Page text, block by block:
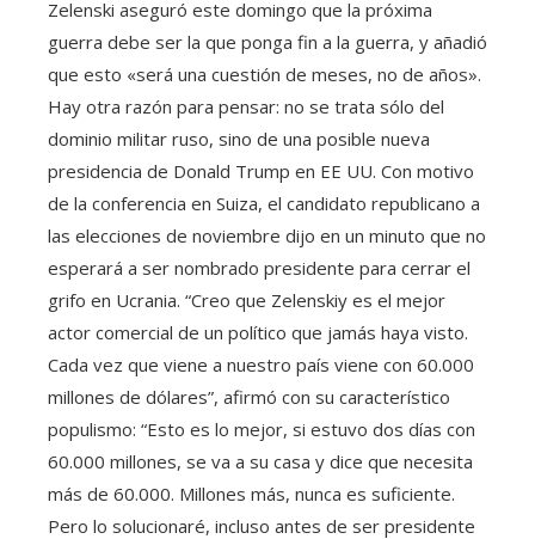
Zelenski aseguró este domingo que la próxima
guerra debe ser la que ponga fin a la guerra, y añadió
que esto «será una cuestión de meses, no de años».
Hay otra razón para pensar: no se trata sólo del
dominio militar ruso, sino de una posible nueva
presidencia de Donald Trump en EE UU. Con motivo
de la conferencia en Suiza, el candidato republicano a
las elecciones de noviembre dijo en un minuto que no
esperará a ser nombrado presidente para cerrar el
grifo en Ucrania. “Creo que Zelenskiy es el mejor
actor comercial de un político que jamás haya visto.
Cada vez que viene a nuestro país viene con 60.000
millones de dólares”, afirmó con su característico
populismo: “Esto es lo mejor, si estuvo dos días con
60.000 millones, se va a su casa y dice que necesita
más de 60.000. Millones más, nunca es suficiente.
Pero lo solucionaré, incluso antes de ser presidente